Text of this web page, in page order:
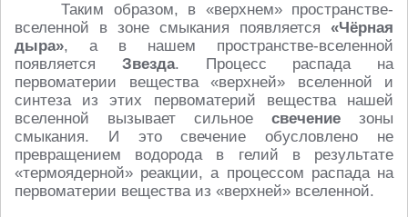
Таким образом, в «верхнем» пространстве-
вселенной в зоне смыкания появляется «Чёрная
дыра», а в нашем пространстве-вселенной
появляется Звезда. Процесс распада на
первоматерии вещества «верхней» вселенной и
синтеза из этих первоматерий вещества нашей
вселенной вызывает сильное свечение зоны
смыкания. И это свечение обусловлено не
превращением водорода в гелий в результате
«термоядерной» реакции, а процессом распада на
первоматерии вещества из «верхней» вселенной.